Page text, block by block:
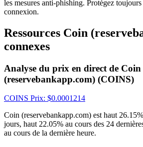
l'application Bitrue
les mesures anti-phishing. Protégez
connexion.
Ressources Coin
connexes
Analyse du prix en direct de Coin
(reservebankapp.com) (COINS)
COINS Prix: $0.0001214
Coin (reservebankapp.com) est haut
jours, haut 22.05% au cours des 24
au cours de la dernière heure.